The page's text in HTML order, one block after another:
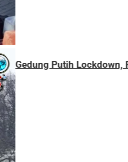
Tembakan Gegerkan AS